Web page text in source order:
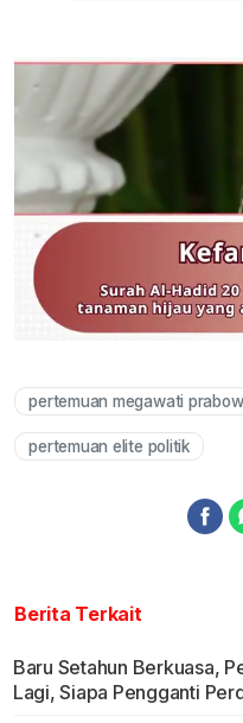
pertemuan megawati
pertemuan elite politik
Berita Terkait
Baru Setahun Berkuasa,
Lagi, Siapa Pengganti